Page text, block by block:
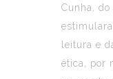
Cunha, do
leitura e
ética, por